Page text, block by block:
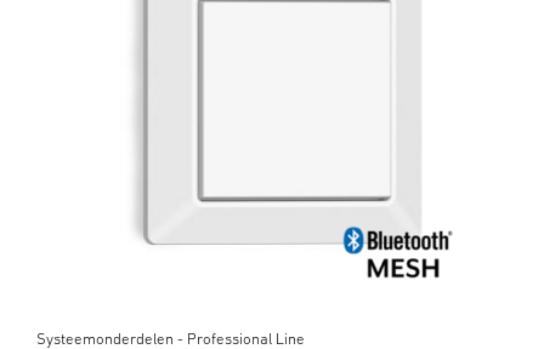
Systeemonderdelen - Professional Line